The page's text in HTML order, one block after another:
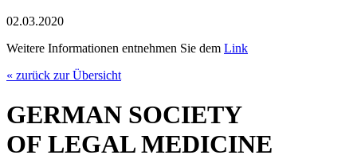
02.03.2020
Weitere Informationen entnehmen Sie dem Link
« zurück zur Übersicht
GERMAN SOCIETY
OF LEGAL MEDICINE